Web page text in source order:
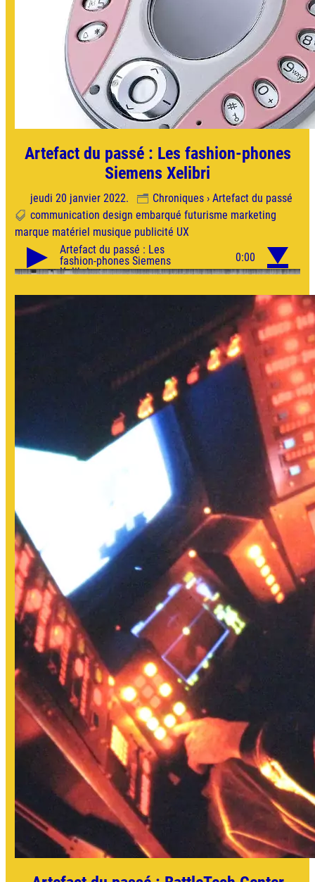
Artefact du passé : Les fashion-phones
Siemens Xelibri
jeudi 20 janvier 2022.
Chroniques › Artefact du passé
communication design embarqué futurisme marketing
marque matériel musique publicité UX